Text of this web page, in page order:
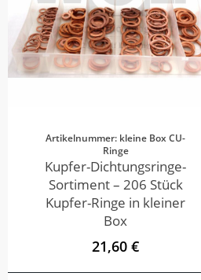
Artikelnummer: kleine Box CU-
Ringe
Kupfer-Dichtungsringe-
Sortiment – 206 Stück
Kupfer-Ringe in kleiner
Box
21,60 €